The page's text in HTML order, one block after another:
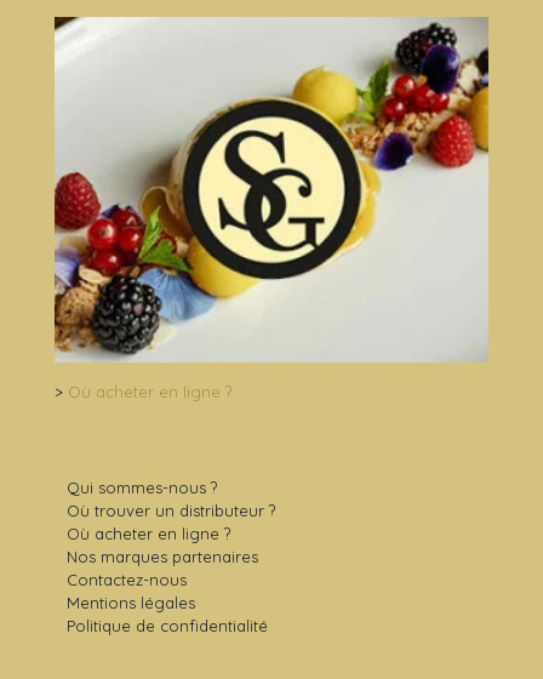
> Où acheter en ligne ?
Qui sommes-nous ?
Où trouver un distributeur ?
Où acheter en ligne ?
Nos marques partenaires
Contactez-nous
Mentions légales
Politique de confidentialité